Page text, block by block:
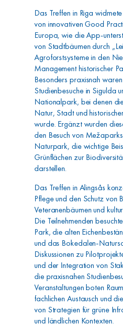
Das Treffen in Riga
von innovativen Good
Europa, wie die App-
von Stadtbäumen durch
Agroforstsysteme in den
Management historischer
Besonders praxisnah
Studienbesuche in Sigulda
Nationalpark, bei denen
Natur, Stadt und
wurde. Ergänzt wurden
den Besuch von
Naturpark, die wichtige
Grünflächen zur
darstellen.
Das Treffen in Alingsås
Pflege und den Schutz von
Veteranenbäumen und
Die Teilnehmenden
Park, die alten
und das Bokedalen-
Diskussionen zu
und der Integration von
die praxisnahen
Veranstaltungen boten
fachlichen Austausch und
von Strategien für grüne
und ländlichen Kontexten.